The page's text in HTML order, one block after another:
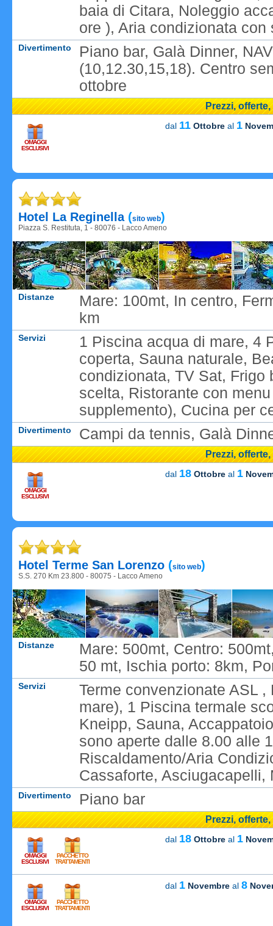
baia di Citara, Noleggio
ore ), Aria condizionata con
Divertimento
Piano bar, Galà Dinner,
(10,12.30,15,18). Centro
ottobre
Prezzi,
OMAGGI
ESCLUSIVI
dal 11 Ottobre al 1
Hotel La Reginella(sito web)
Piazza S. Restituta, 1 - 80076 - Lacco Ameno
Distanze
Mare: 100mt, In centro,
km
Servizi
1 Piscina acqua di mare, 4
coperta, Sauna naturale,
condizionata, TV Sat, Frigo
scelta, Ristorante con
supplemento), Cucina per
Divertimento Campi da tennis, Galà
Prezzi,
OMAGGI
ESCLUSIVI
dal 18 Ottobre al 1
Hotel Terme San Lorenzo (sito web)
S.S. 270 Km 23.800 - 80075 - Lacco Ameno
Distanze
Mare: 500mt, Centro:
50 mt, Ischia porto: 8km,
Servizi
Terme convenzionate ASL
mare), 1 Piscina termale
Kneipp, Sauna,
sono aperte dalle 8.00 alle
Riscaldamento/Aria
Cassaforte,
Divertimento Piano bar
Prezzi,
OMAGGI
ESCLUSIVI
PACCHETTO
TRATTAMENTI
dal 18 Ottobre al 1
OMAGGI
ESCLUSIVI
PACCHETTO
TRATTAMENTI
dal 1 Novembre al 8